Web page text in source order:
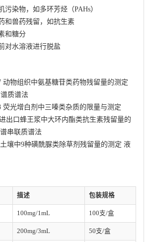
污染物，如多环芳烃（PAHs）
和兽药残留，如抗生素
和糖分
对水溶液进行脱盐
动物组织中氨基糖苷类药物残留量的测定
质谱法
荧光增白剂中三嗪类杂质的限量与测定
出口蜂王浆中大环内酯类抗生素残留量的
串联质谱法
壤中9种磺酰脲类除草剂残留量的测定 液
描述 包装规格
100mg/1mL 100支/盒
200mg/3mL 50支/盒